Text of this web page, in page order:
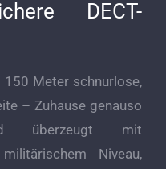
DECT-
150 Meter schnurlose,
– Zuhause genauso
mit
Niveau,